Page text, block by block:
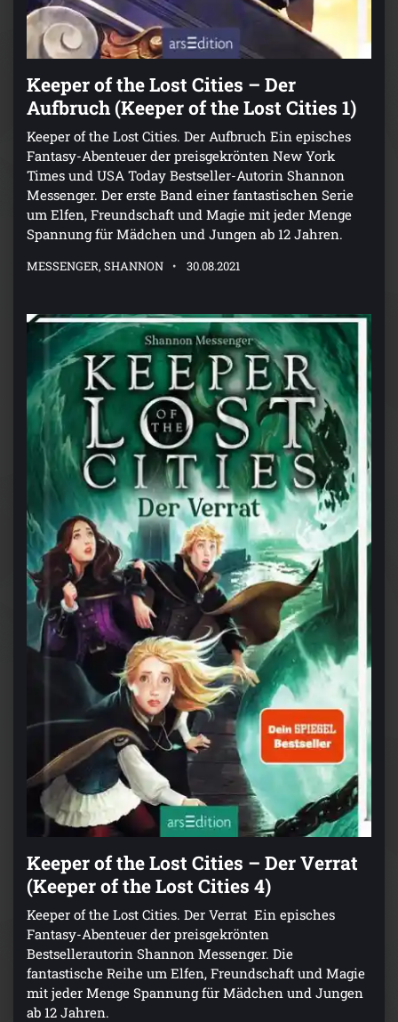
Keeper of the Lost Cities – Der
Aufbruch (Keeper of the Lost Cities 1)
Keeper of the Lost Cities. Der Aufbruch Ein episches
Fantasy-Abenteuer der preisgekrönten New York
Times und USA Today Bestseller-Autorin Shannon
Messenger. Der erste Band einer fantastischen Serie
um Elfen, Freundschaft und Magie mit jeder Menge
Spannung für Mädchen und Jungen ab 12 Jahren.
MESSENGER, SHANNON 30.08.2021
Keeper of the Lost Cities – Der Verrat
(Keeper of the Lost Cities 4)
Keeper of the Lost Cities. Der Verrat Ein episches
Fantasy-Abenteuer der preisgekrönten
Bestsellerautorin Shannon Messenger. Die
fantastische Reihe um Elfen, Freundschaft und Magie
mit jeder Menge Spannung für Mädchen und Jungen
ab 12 Jahren.